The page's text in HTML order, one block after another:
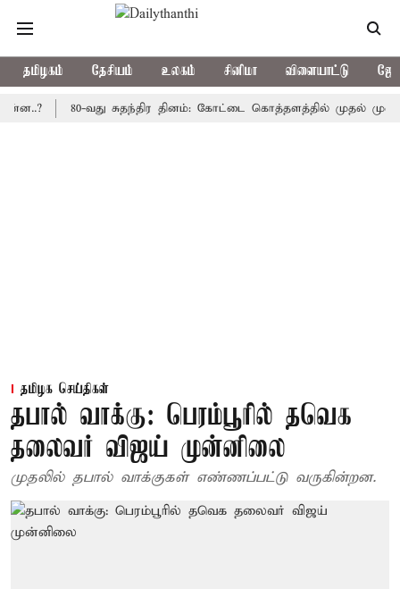
தமிழகம் தேசியம் உலகம் சினிமா விளையாட்டு
80-வது சுதந்திர தினம்: கோட்டை கொத்தளத்தில் முதல் முறையாக
தமிழக செய்திகள்
தபால் வாக்கு: பெரம்பூரில் தவெக
தலைவர் விஜய் முன்னிலை
முதலில் தபால் வாக்குகள் எண்ணப்பட்டு வருகின்றன.